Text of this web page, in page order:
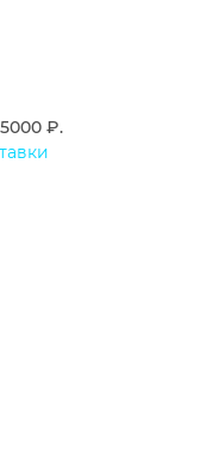
₽.